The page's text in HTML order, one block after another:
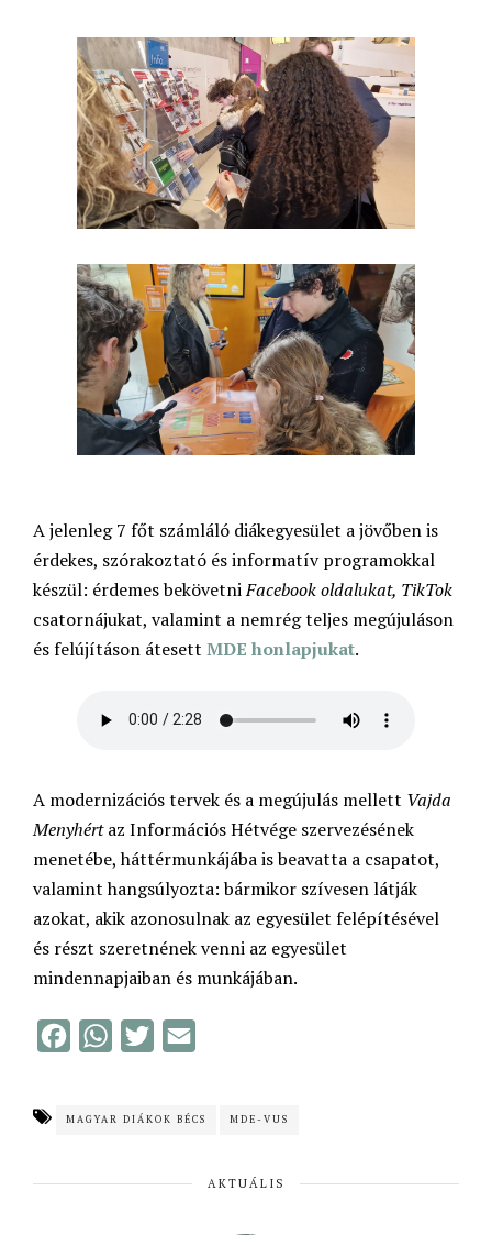
A jelenleg 7 főt számláló diákegyesület a jövőben is
érdekes, szórakoztató és informatív programokkal
készül: érdemes bekövetniFacebook oldalukat, TikTok
csatornájukat, valamint a nemrég teljes megújuláson
és felújításon átesett MDE honlapjukat.
A modernizációs tervek és a megújulás mellett Vajda
Menyhértaz Információs Hétvége szervezésének
menetébe, háttérmunkájába is beavatta a csapatot,
valamint hangsúlyozta: bármikor szívesen látják
azokat, akik azonosulnak az egyesület felépítésével
és részt szeretnének venni az egyesület
mindennapjaiban és munkájában.
W
MAGYAR DIÁKOK BÉCS MDE-VUS
AKTUÁLIS